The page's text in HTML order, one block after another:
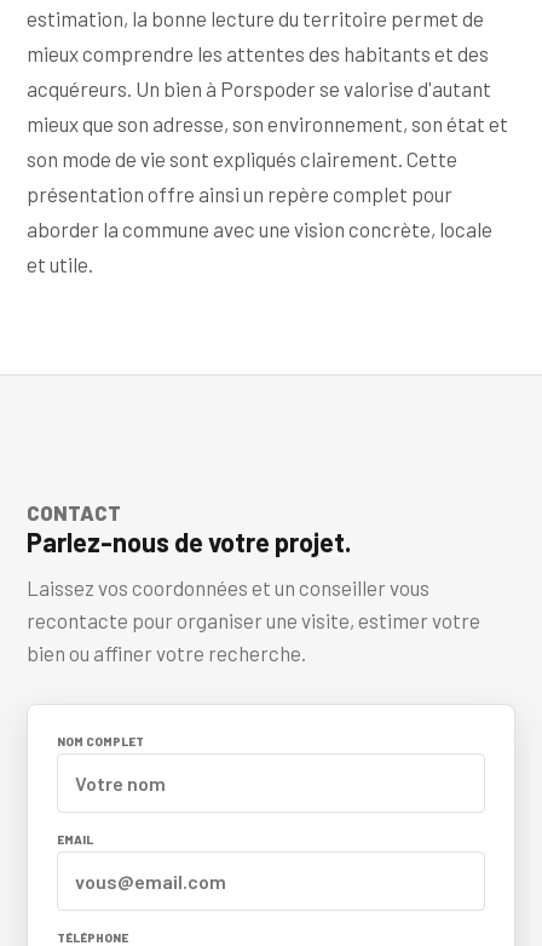
estimation, la bonne lecture du territoire permet de
mieux comprendre les attentes des habitants et des
acquéreurs. Un bien à Porspoder se valorise d'autant
mieux que son adresse, son environnement, son état et
son mode de vie sont expliqués clairement. Cette
présentation offre ainsi un repère complet pour
aborder la commune avec une vision concrète, locale
et utile.
CONTACT
Parlez-nous de votre projet.
Laissez vos coordonnées et un conseiller vous
recontacte pour organiser une visite, estimer votre
bien ou affiner votre recherche.
NOM COMPLET
EMAIL
TÉLÉPHONE